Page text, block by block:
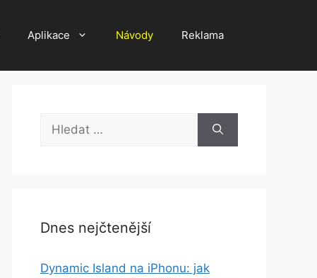
Aplikace Návody Reklama
Hledat:
Dnes nejčtenější
Dynamic Island na iPhonu: jak